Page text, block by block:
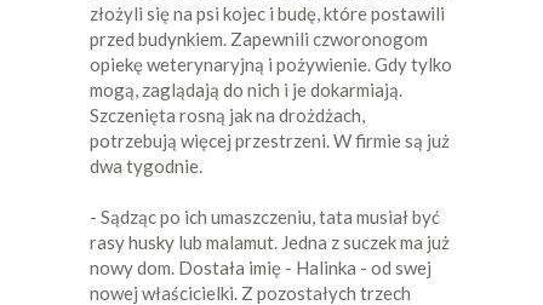
złożyli się na psi kojec i budę, które postawili
przed budynkiem. Zapewnili czworonogom
opiekę weterynaryjną i pożywienie. Gdy tylko
mogą, zaglądają do nich i je dokarmiają.
Szczenięta rosną jak na drożdżach,
potrzebują więcej przestrzeni. W firmie są już
dwa tygodnie.
- Sądząc po ich umaszczeniu, tata musiał być
rasy husky lub malamut. Jedna z suczek ma już
nowy dom. Dostała imię - Halinka - od swej
nowej właścicielki. Z pozostałych trzech